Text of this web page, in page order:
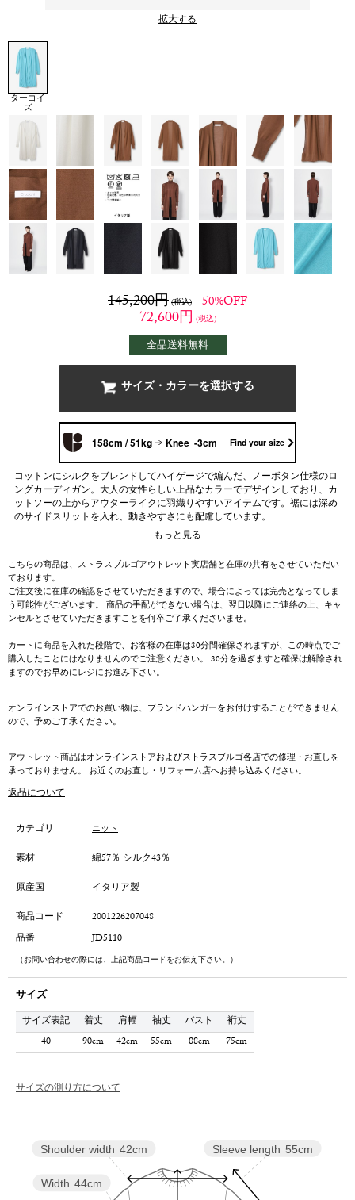
拡大する
ターコイ
ズ
145,200円(税込) 50%OFF
72,600円 (税込)
全品送料無料
サイズ・カラーを選択する
158cm / 51kg Knee -3cm Find your size
コットンにシルクをブレンドしてハイゲージで編んだ、ノーボタン仕様のロ
ングカーディガン。大人の女性らしい上品なカラーでデザインしており、カ
ットソーの上からアウターライクに羽織りやすいアイテムです。裾には深め
のサイドスリットを入れ、動きやすさにも配慮しています。
もっと見る
こちらの商品は、ストラスブルゴアウトレット実店舗と在庫の共有をさせていただい
ております。
ご注文後に在庫の確認をさせていただきますので、場合によっては完売となってしま
う可能性がございます。 商品の手配ができない場合は、翌日以降にご連絡の上、キャ
ンセルとさせていただきますことを何卒ご了承くださいませ。
カートに商品を入れた段階で、お客様の在庫は30分間確保されますが、この時点でご
購入したことにはなりませんのでご注意ください。 30分を過ぎますと確保は解除され
ますのでお早めにレジにお進み下さい。
オンラインストアでのお買い物は、ブランドハンガーをお付けすることができません
ので、予めご了承ください。
アウトレット商品はオンラインストアおよびストラスブルゴ各店での修理・お直しを
承っておりません。 お近くのお直し・リフォーム店へお持ち込みください。
返品について
カテゴリ ニット
素材
綿57％ シルク43％
原産国
イタリア製
商品コード
2001226207048
品番
JD5110
（お問い合わせの際には、上記商品コードをお伝え下さい。）
サイズ
サイズ表記 着丈 肩幅 袖丈 バスト
裄丈
40
90cm 42cm 55cm 88cm 75cm
サイズの測り方について
Sleeve length 55cm
Width 44cm
Shoulder width 42cm